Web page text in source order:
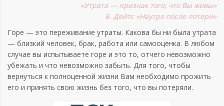
«Утрата — признак того, что Вы живы»
Б. Дейтс «Наутро после потери»
Горе — это переживание утраты. Какова бы ни была утрата
— близкий человек, брак, работа или самооценка. В любом
случае вы испытываете горе и это то, отчего невозможно
убежать и что невозможно забыть. Для того, чтобы
вернуться к полноценной жизни Вам необходимо прожить
его и принять свою жизнь без того, что вы потеряли.